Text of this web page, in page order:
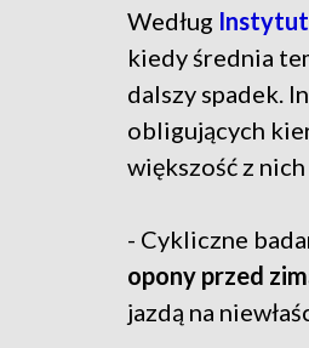
Według
kiedy średnia
dalszy spadek.
obligujących
większość z
- Cykliczne
opony przed
jazdą na